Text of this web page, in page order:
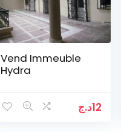
Vend Immeuble
Hydra
12د.ج